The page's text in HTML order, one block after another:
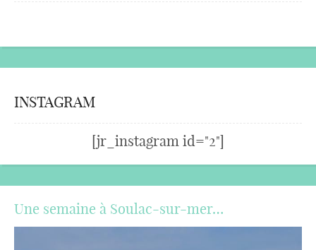
INSTAGRAM
[jr_instagram id="2"]
Une semaine à Soulac-sur-mer…